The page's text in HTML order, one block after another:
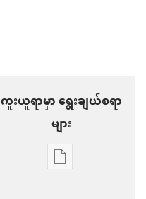
ကူးယူရာမှာ ရွေးချယ်စရာ
များ
စာပေ